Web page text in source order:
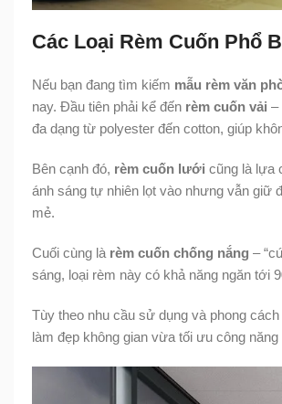
Các Loại Rèm Cuốn Phổ
Nếu bạn đang tìm kiếm mẫu rèm văn
nay. Đầu tiên phải kể đến rèm cuốn vải –
đa dạng từ polyester đến cotton, giúp
Bên cạnh đó, rèm cuốn lưới cũng là lựa
ánh sáng tự nhiên lọt vào nhưng vẫn giữ
mẻ.
Cuối cùng là rèm cuốn chống nắng –
sáng, loại rèm này có khả năng ngăn tới
Tùy theo nhu cầu sử dụng và phong
làm đẹp không gian vừa tối ưu công năng